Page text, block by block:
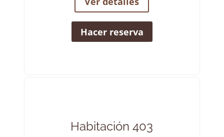
Hacer reserva
Habitación 403